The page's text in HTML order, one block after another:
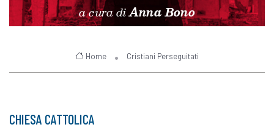
a cura diAnna Bono
Home Cristiani Perseguitati
CHIESA CATTOLICA